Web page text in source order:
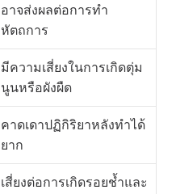
อาจส่งผลต่อการทำ
หัตถการ
มีความเสี่ยงในการเกิดตุ่ม
นูนหรือผังผืด
คาดเดาปฏิกิริยาหลังทำได้
ยาก
เสี่ยงต่อการเกิดรอยช้ำและ